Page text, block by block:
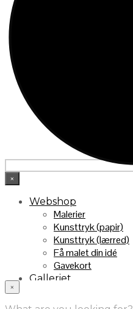
×
Webshop
Malerier
Kunsttryk (papir)
Kunsttryk (lærred)
Få malet din idé
Gavekort
Galleriet
Handelsebetingelser
×